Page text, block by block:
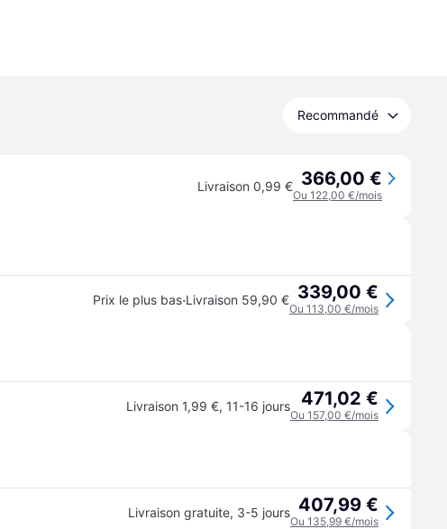
Recommandé
Livraison 0,99 € 366,00 €
Ou 122,00 €/mois
Prix le plus bas·Livraison 59,90 € 339,00 €
Ou 113,00 €/mois
Livraison 1,99 €, 11-16 jours 471,02 €
Ou 157,00 €/mois
Livraison gratuite, 3-5 jours 407,99 €
Ou 135,99 €/mois